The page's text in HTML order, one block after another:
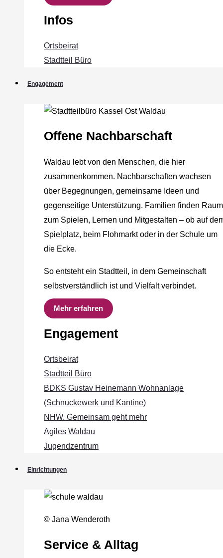
Infos
Ortsbeirat
Stadtteil Büro
Engagement
Offene Nachbarschaft
Waldau lebt von den Menschen, die hier
zusammenkommen. Nachbarschaften wachsen
über Begegnungen, gemeinsame Ideen und
gegenseitige Unterstützung. Familien finden Raum
zum Spielen, Lernen und Mitgestalten – ob auf
Spielplatz, beim Flohmarkt oder in der Schule um
die Ecke.
So entsteht ein Stadtteil, in dem Gemeinschaft
selbstverständlich ist und Vielfalt verbindet.
Mehr erfahren
Engagement
Ortsbeirat
Stadtteil Büro
BDKS Gustav Heinemann Wohnanlage
(Schnuckewerk und Kantine)
NHW. Gemeinsam geht mehr
Agiles Waldau
Jugendzentrum
Einrichtungen
© Jana Wenderoth
Service & Alltag